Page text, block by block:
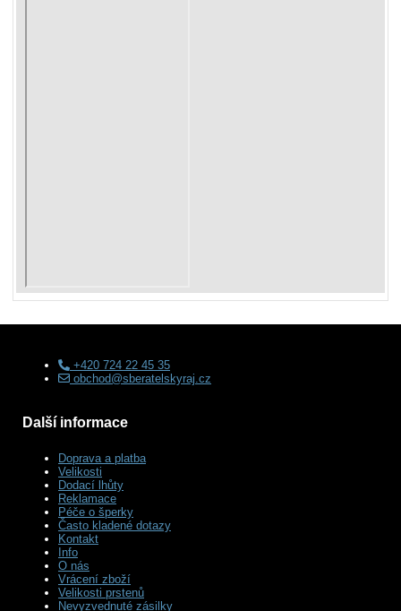
+420 724 22 45 35
obchod@sberatelskyraj.cz
Další informace
Doprava a platba
Velikosti
Dodací lhůty
Reklamace
Péče o šperky
Často kladené dotazy
Kontakt
Info
O nás
Vrácení zboží
Velikosti prstenů
Nevyzvednuté zásilky